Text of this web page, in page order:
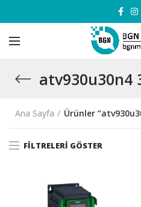
atv930u30n4
Ana Sayfa Ürünler
FILTRELERI GÖSTER